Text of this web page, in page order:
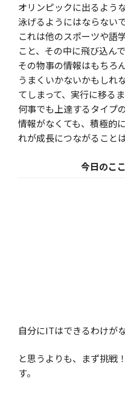
オリンピックに出るよう
泳げるようにはならない
これは他のスポーツや語
こと、その中に飛び込ん
その物事の情報はもちろ
うまくいかないかもしれ
てしまって、実行に移る
何事でも上達するタイプ
情報がなくても、積極的
れが成長につながること
今日のこ
自分にITはできるわけが
と思うよりも、まず挑戦！
す。